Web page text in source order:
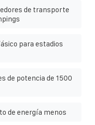
de transporte
para estadios
de potencia de 1500
de energía menos